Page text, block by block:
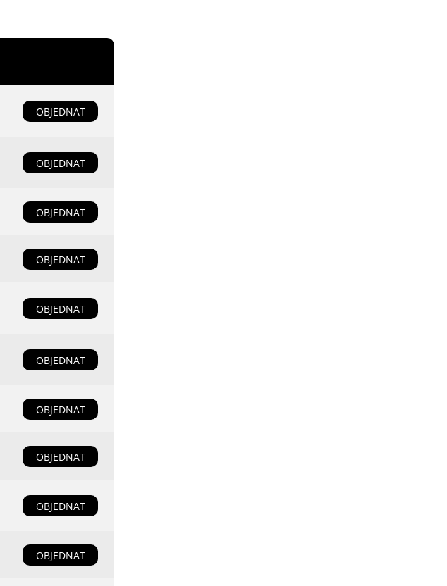
OBJEDNAT
OBJEDNAT
OBJEDNAT
OBJEDNAT
OBJEDNAT
OBJEDNAT
OBJEDNAT
OBJEDNAT
OBJEDNAT
OBJEDNAT